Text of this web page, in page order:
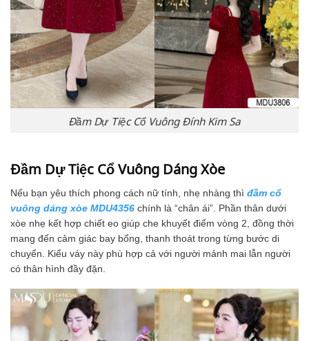
Đầm Dự Tiệc Cổ Vuông Đính Kim Sa
Đầm Dự Tiệc Cổ Vuông Dáng Xòe
Nếu bạn yêu thích phong cách nữ tính, nhẹ nhàng thì đầm cổ
vuông dáng xòe MDU4356 chính là “chân ái”. Phần thân dưới
xòe nhẹ kết hợp chiết eo giúp che khuyết điểm vòng 2, đồng thời
mang đến cảm giác bay bổng, thanh thoát trong từng bước di
chuyển. Kiểu váy này phù hợp cả với người mảnh mai lẫn người
có thân hình đầy đặn.